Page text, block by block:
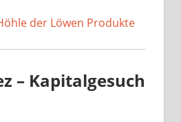
der Löwen Produkte
– Kapitalgesuch